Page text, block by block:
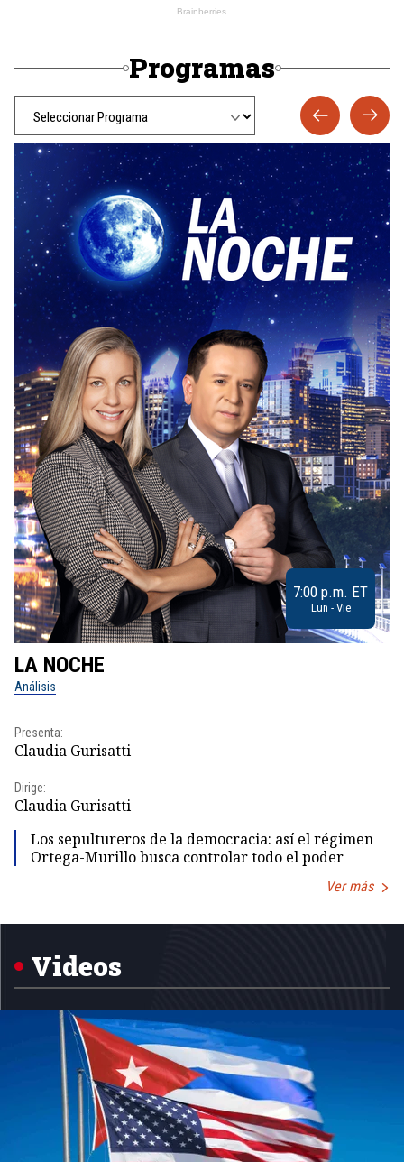
Programas
7:00 p.m. ET
Lun - Vie
LA NOCHE
Análisis
Presenta:
Claudia Gurisatti
Dirige:
Claudia Gurisatti
Los sepultureros de la democracia: así el régimen
Ortega-Murillo busca controlar todo el poder
Ver más
1
Videos